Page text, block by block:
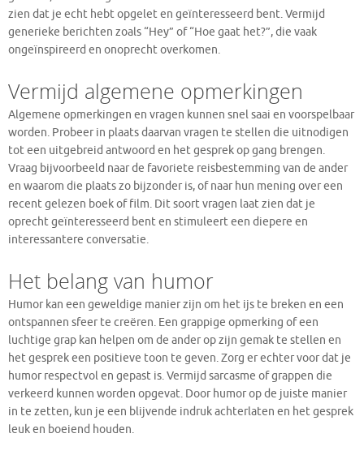
zien dat je echt hebt opgelet en geïnteresseerd bent. Vermijd
generieke berichten zoals “Hey” of “Hoe gaat het?”, die vaak
ongeïnspireerd en onoprecht overkomen.
Vermijd algemene opmerkingen
Algemene opmerkingen en vragen kunnen snel saai en voorspelbaar
worden. Probeer in plaats daarvan vragen te stellen die uitnodigen
tot een uitgebreid antwoord en het gesprek op gang brengen.
Vraag bijvoorbeeld naar de favoriete reisbestemming van de ander
en waarom die plaats zo bijzonder is, of naar hun mening over een
recent gelezen boek of film. Dit soort vragen laat zien dat je
oprecht geïnteresseerd bent en stimuleert een diepere en
interessantere conversatie.
Het belang van humor
Humor kan een geweldige manier zijn om het ijs te breken en een
ontspannen sfeer te creëren. Een grappige opmerking of een
luchtige grap kan helpen om de ander op zijn gemak te stellen en
het gesprek een positieve toon te geven. Zorg er echter voor dat je
humor respectvol en gepast is. Vermijd sarcasme of grappen die
verkeerd kunnen worden opgevat. Door humor op de juiste manier
in te zetten, kun je een blijvende indruk achterlaten en het gesprek
leuk en boeiend houden.